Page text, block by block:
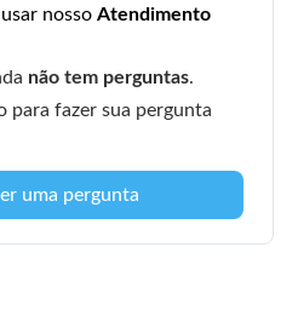
nosso Atendimento
não tem perguntas.
para fazer sua pergunta
uma pergunta